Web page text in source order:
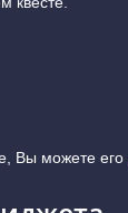
Вы можете его